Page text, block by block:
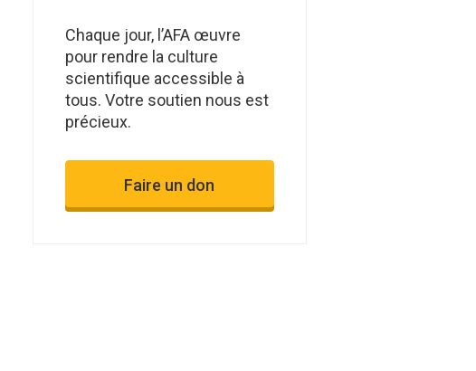
Chaque jour, l’AFA œuvre
pour rendre la culture
scientifique accessible à
tous. Votre soutien nous est
précieux.
Faire un don